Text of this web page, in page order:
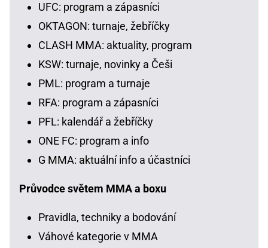
UFC: program a zápasníci
OKTAGON: turnaje, žebříčky
CLASH MMA: aktuality, program
KSW: turnaje, novinky a Češi
PML: program a turnaje
RFA: program a zápasníci
PFL: kalendář a žebříčky
ONE FC: program a info
G MMA: aktuální info a účastníci
Průvodce světem MMA a boxu
Pravidla, techniky a bodování
Váhové kategorie v MMA